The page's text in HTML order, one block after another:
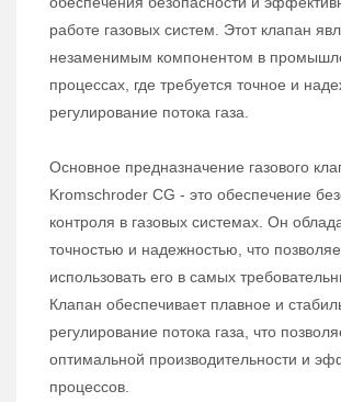
работе газовых систем. Этот клапан
незаменимым компонентом в
процессах, где требуется точное и
регулирование потока газа.
Основное предназначение газового
Kromschroder CG - это обеспечение
контроля в газовых системах. Он
точностью и надежностью, что
использовать его в самых
Клапан обеспечивает плавное и
регулирование потока газа, что
оптимальной производительности и
процессов.